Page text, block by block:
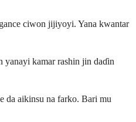
ciwon jijiyoyi. Yana kwantar
yanayi kamar rashin jin daɗin
da aikinsu na farko. Bari mu